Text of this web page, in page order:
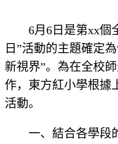
6月6日是第xx個
日”活動的主題確定
新視界”。為在全校
作，東方紅小學根據
活動。
一、結合各學段